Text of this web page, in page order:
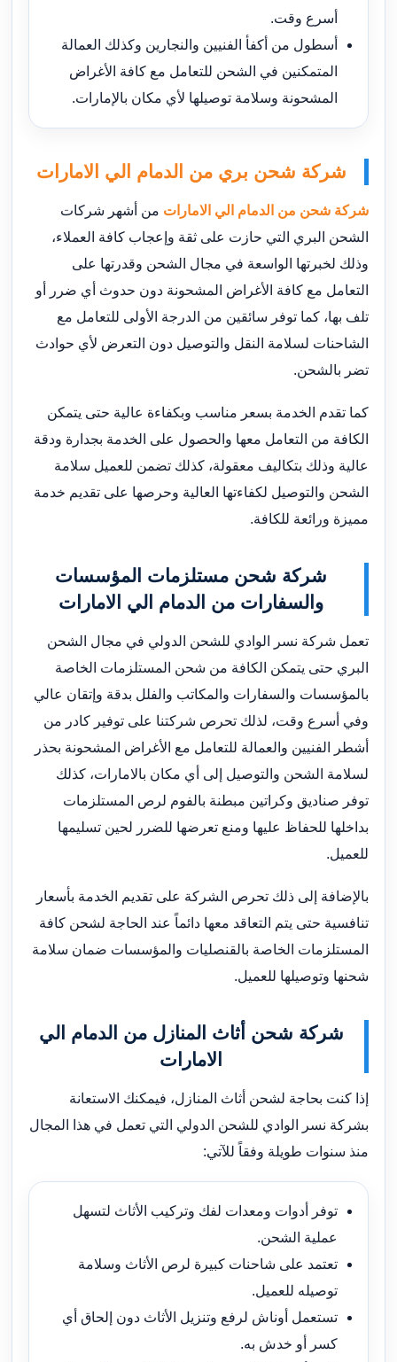
أسرع وقت.
أسطول من أكفأ الفنيين والنجارين وكذلك العمالة
المتمكنين في الشحن للتعامل مع كافة الأغراض
المشحونة وسلامة توصيلها لأي مكان بالإمارات.
شركة شحن بري من الدمام الي الامارات
شركة شحن من الدمام الي الاماراتمن أشهر شركات
الشحن البري التي حازت على ثقة وإعجاب كافة العملاء،
وذلك لخبرتها الواسعة في مجال الشحن وقدرتها على
التعامل مع كافة الأغراض المشحونة دون حدوث أي ضرر أو
تلف بها، كما توفر سائقين من الدرجة الأولى للتعامل مع
الشاحنات لسلامة النقل والتوصيل دون التعرض لأي حوادث
تضر بالشحن.
كما تقدم الخدمة بسعر مناسب وبكفاءة عالية حتى يتمكن
الكافة من التعامل معها والحصول على الخدمة بجدارة ودقة
عالية وذلك بتكاليف معقولة، كذلك تضمن للعميل سلامة
الشحن والتوصيل لكفاءتها العالية وحرصها على تقديم خدمة
مميزة ورائعة للكافة.
شركة شحن مستلزمات المؤسسات
والسفارات من الدمام الي الامارات
تعمل شركة نسر الوادي للشحن الدولي في مجال الشحن
البري حتى يتمكن الكافة من شحن المستلزمات الخاصة
بالمؤسسات والسفارات والمكاتب والفلل بدقة وإتقان عالي
وفي أسرع وقت، لذلك تحرص شركتنا على توفير كادر من
أشطر الفنيين والعمالة للتعامل مع الأغراض المشحونة بحذر
لسلامة الشحن والتوصيل إلى أي مكان بالامارات، كذلك
توفر صناديق وكراتين مبطنة بالفوم لرص المستلزمات
بداخلها للحفاظ عليها ومنع تعرضها للضرر لحين تسليمها
للعميل.
بالإضافة إلى ذلك تحرص الشركة على تقديم الخدمة بأسعار
تنافسية حتى يتم التعاقد معها دائماً عند الحاجة لشحن كافة
المستلزمات الخاصة بالقنصليات والمؤسسات ضمان سلامة
شحنها وتوصيلها للعميل.
شركة شحن أثاث المنازل من الدمام الي
الامارات
إذا كنت بحاجة لشحن أثاث المنازل، فيمكنك الاستعانة
بشركة نسر الوادي للشحن الدولي التي تعمل في هذا المجال
منذ سنوات طويلة وفقاً للآتي:
توفر أدوات ومعدات لفك وتركيب الأثاث لتسهل
عملية الشحن.
تعتمد على شاحنات كبيرة لرص الأثاث وسلامة
توصيله للعميل.
تستعمل أوناش لرفع وتنزيل الأثاث دون إلحاق أي
كسر أو خدش به.